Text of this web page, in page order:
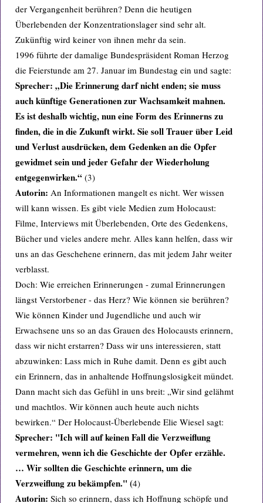
der Vergangenheit berühren? Denn die heutigen
Überlebenden der Konzentrationslager sind sehr alt.
Zukünftig wird keiner von ihnen mehr da sein.
1996 führte der damalige Bundespräsident Roman Herzog
die Feierstunde am 27. Januar im Bundestag ein und sagte:
Sprecher: „Die Erinnerung darf nicht enden; sie muss
auch künftige Generationen zur Wachsamkeit mahnen.
Es ist deshalb wichtig, nun eine Form des Erinnerns zu
finden, die in die Zukunft wirkt. Sie soll Trauer über Leid
und Verlust ausdrücken, dem Gedenken an die Opfer
gewidmet sein und jeder Gefahr der Wiederholung
entgegenwirken.“ (3)
Autorin: An Informationen mangelt es nicht. Wer wissen
will kann wissen. Es gibt viele Medien zum Holocaust:
Filme, Interviews mit Überlebenden, Orte des Gedenkens,
Bücher und vieles andere mehr. Alles kann helfen, dass wir
uns an das Geschehene erinnern, das mit jedem Jahr weiter
verblasst.
Doch: Wie erreichen Erinnerungen - zumal Erinnerungen
längst Verstorbener - das Herz? Wie können sie berühren?
Wie können Kinder und Jugendliche und auch wir
Erwachsene uns so an das Grauen des Holocausts erinnern,
dass wir nicht erstarren? Dass wir uns interessieren, statt
abzuwinken: Lass mich in Ruhe damit. Denn es gibt auch
ein Erinnern, das in anhaltende Hoffnungslosigkeit mündet.
Dann macht sich das Gefühl in uns breit: „Wir sind gelähmt
und machtlos. Wir können auch heute auch nichts
bewirken.“ Der Holocaust-Überlebende Elie Wiesel sagt:
Sprecher: "Ich will auf keinen Fall die Verzweiflung
vermehren, wenn ich die Geschichte der Opfer erzähle.
… Wir sollten die Geschichte erinnern, um die
Verzweiflung zu bekämpfen." (4)
Autorin: Sich so erinnern, dass ich Hoffnung schöpfe und